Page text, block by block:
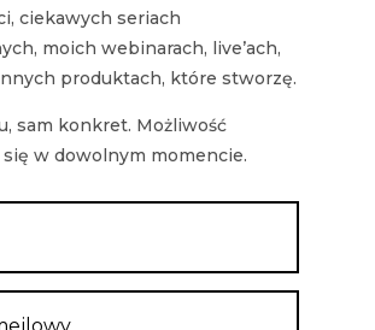
ciekawych seriach
moich webinarach, live’ach,
produktach, które stworzę.
sam konkret. Możliwość
w dowolnym momencie.